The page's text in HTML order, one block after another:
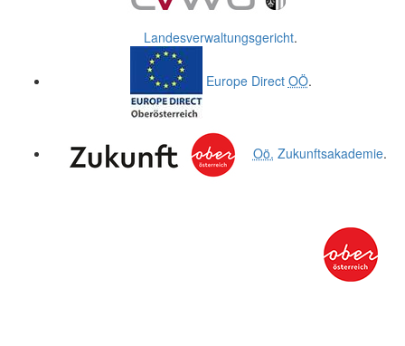
Landesverwaltungsgericht.
Europe Direct OÖ.
Oö. Zukunftsakademie.